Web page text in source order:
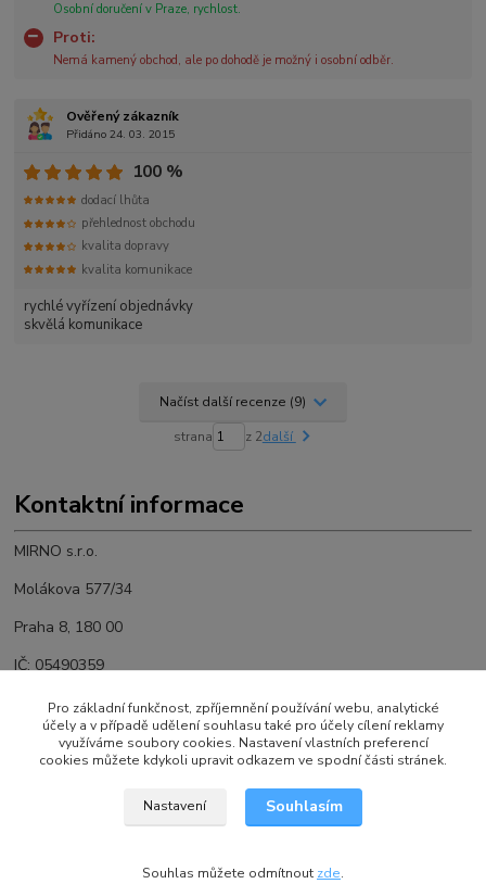
Osobní doručení v Praze, rychlost.
Proti:
Nemá kamený obchod, ale po dohodě je možný i osobní odběr.
Ověřený zákazník
Přidáno 24. 03. 2015
rychlé vyřízení objednávky
skvělá komunikace
100 %
dodací lhůta
přehlednost obchodu
kvalita dopravy
kvalita komunikace
Načíst další recenze (9)
strana z 2další
Kontaktní informace
MIRNO s.r.o.
Molákova 577/34
Praha 8, 180 00
IČ:05490359
DIČ: CZ05490359
tel: 702 919 589
Pro základní funkčnost, zpříjemnění používání webu, analytické
účely a v případě udělení souhlasu také pro účely cílení reklamy
využíváme soubory cookies. Nastavení vlastních preferencí
cookies můžete kdykoli upravit odkazem ve spodní části stránek.
Nastavení Souhlasím
Souhlas můžete odmítnout zde.